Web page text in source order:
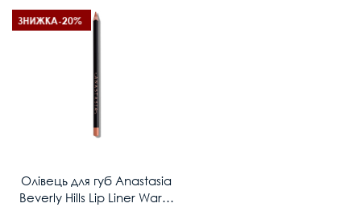
ЗНИЖКА-20%
Олівець для губ Anastasia
Beverly Hills Lip Liner Warm